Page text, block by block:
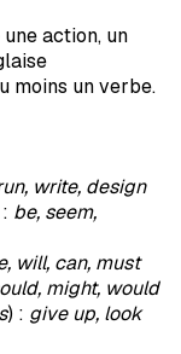
action, un
moins un verbe.
write, design
be, seem,
will, can, must
might, would
) : give up, look